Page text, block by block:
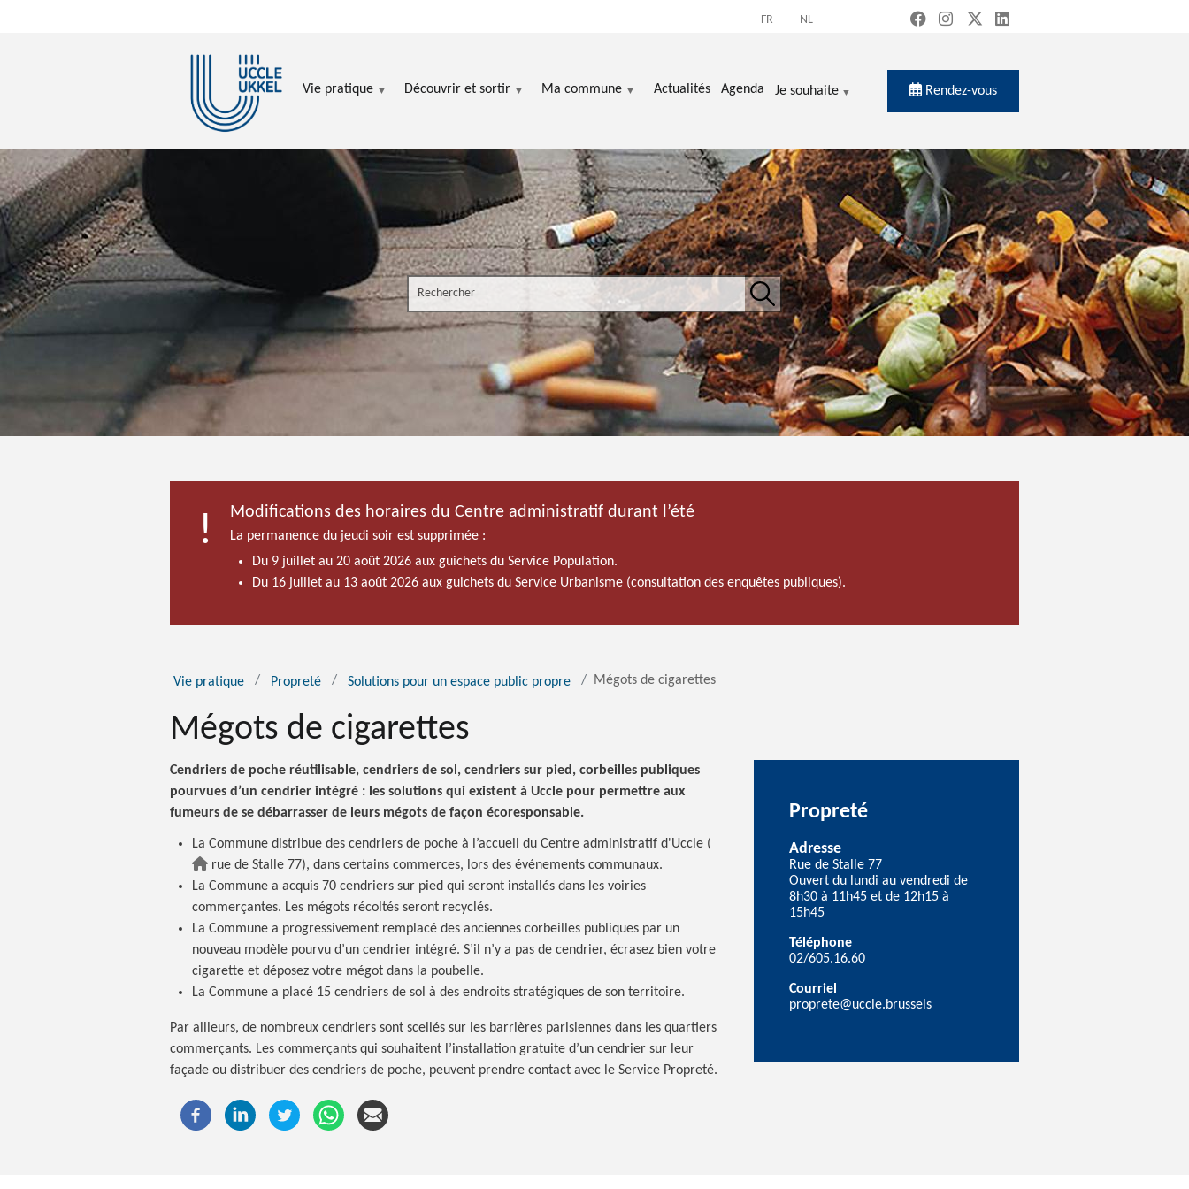
FR NL
Vie pratique Découvrir et sortir Ma commune Actualités Agenda Je souhaite Rendez-vous
Search the site
Rechercher
Modifications des horaires du Centre administratif durant l’été
La permanence du jeudi soir est supprimée :
Du 9 juillet au 20 août 2026 aux guichets du Service Population.
Du 16 juillet au 13 août 2026 aux guichets du Service Urbanisme (consultation des enquêtes publiques).
Vie pratique Propreté Solutions pour un espace public propre Mégots de cigarettes
Mégots de cigarettes
Cendriers de poche réutilisable, cendriers de sol, cendriers sur pied, corbeilles publiques
pourvues d’un cendrier intégré : les solutions qui existent à Uccle pour permettre aux
fumeurs de se débarrasser de leurs mégots de façon écoresponsable.
La Commune distribue des cendriers de poche à l’accueil du Centre administratif d'Uccle (
rue de Stalle 77), dans certains commerces, lors des événements communaux.
La Commune a acquis 70 cendriers sur pied qui seront installés dans les voiries
commerçantes. Les mégots récoltés seront recyclés.
La Commune a progressivement remplacé des anciennes corbeilles publiques par un
nouveau modèle pourvu d’un cendrier intégré. S’il n’y a pas de cendrier, écrasez bien votre
cigarette et déposez votre mégot dans la poubelle.
La Commune a placé 15 cendriers de sol à des endroits stratégiques de son territoire.
Par ailleurs, de nombreux cendriers sont scellés sur les barrières parisiennes dans les quartiers
commerçants. Les commerçants qui souhaitent l’installation gratuite d’un cendrier sur leur
façade ou distribuer des cendriers de poche, peuvent prendre contact avec le Service Propreté.
Propreté
Adresse
Rue de Stalle 77
Ouvert du lundi au vendredi de
8h30 à 11h45 et de 12h15 à
15h45
Téléphone
02/605.16.60
Courriel
proprete@uccle.brussels